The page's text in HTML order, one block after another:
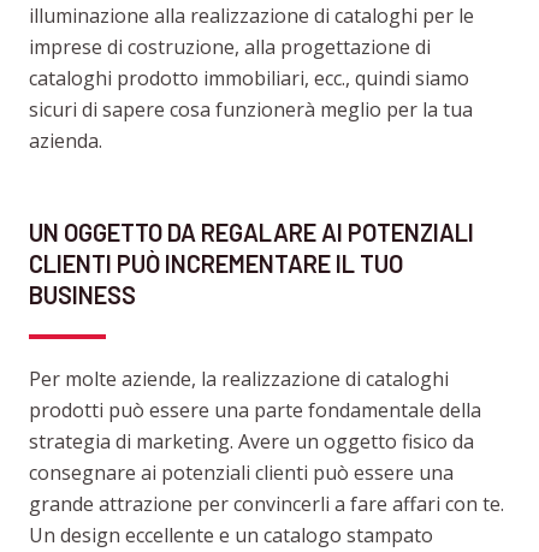
illuminazione alla realizzazione di cataloghi per le
imprese di costruzione, alla progettazione di
cataloghi prodotto immobiliari, ecc., quindi siamo
sicuri di sapere cosa funzionerà meglio per la tua
azienda.
UN OGGETTO DA REGALARE AI POTENZIALI
CLIENTI PUÒ INCREMENTARE IL TUO
BUSINESS
Per molte aziende, la realizzazione di cataloghi
prodotti può essere una parte fondamentale della
strategia di marketing. Avere un oggetto fisico da
consegnare ai potenziali clienti può essere una
grande attrazione per convincerli a fare affari con te.
Un design eccellente e un catalogo stampato